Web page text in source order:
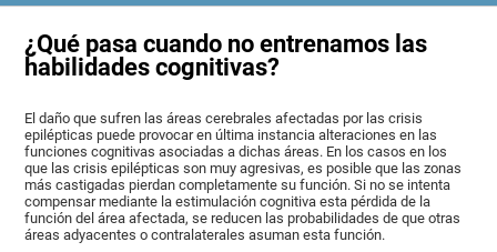
¿Qué pasa cuando no entrenamos las
habilidades cognitivas?
El daño que sufren las áreas cerebrales afectadas por las crisis
epilépticas puede provocar en última instancia alteraciones en las
funciones cognitivas asociadas a dichas áreas. En los casos en los
que las crisis epilépticas son muy agresivas, es posible que las zonas
más castigadas pierdan completamente su función. Si no se intenta
compensar mediante la estimulación cognitiva esta pérdida de la
función del área afectada, se reducen las probabilidades de que otras
áreas adyacentes o contralaterales asuman esta función.